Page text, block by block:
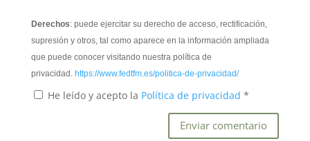
Derechos: puede ejercitar su derecho de acceso, rectificación,
supresión y otros, tal como aparece en la información ampliada
que puede conocer visitando nuestra política de
privacidad. https://www.fedtfm.es/politica-de-privacidad/
He leído y acepto la Política de privacidad *